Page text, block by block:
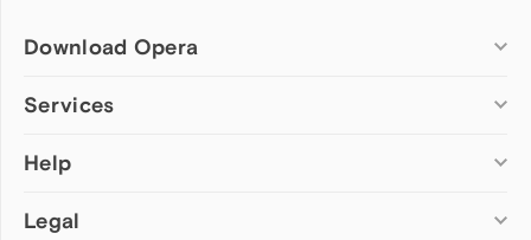
Download Opera
Computer browsers
Opera for Mac
Opera beta version
Services
Add-ons
Wallpapers
Help
Help & support
Legal